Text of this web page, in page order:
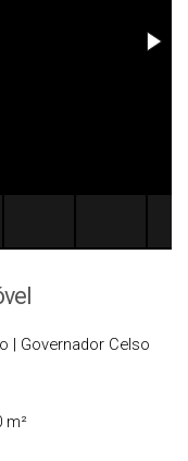
| Governador Celso
m²